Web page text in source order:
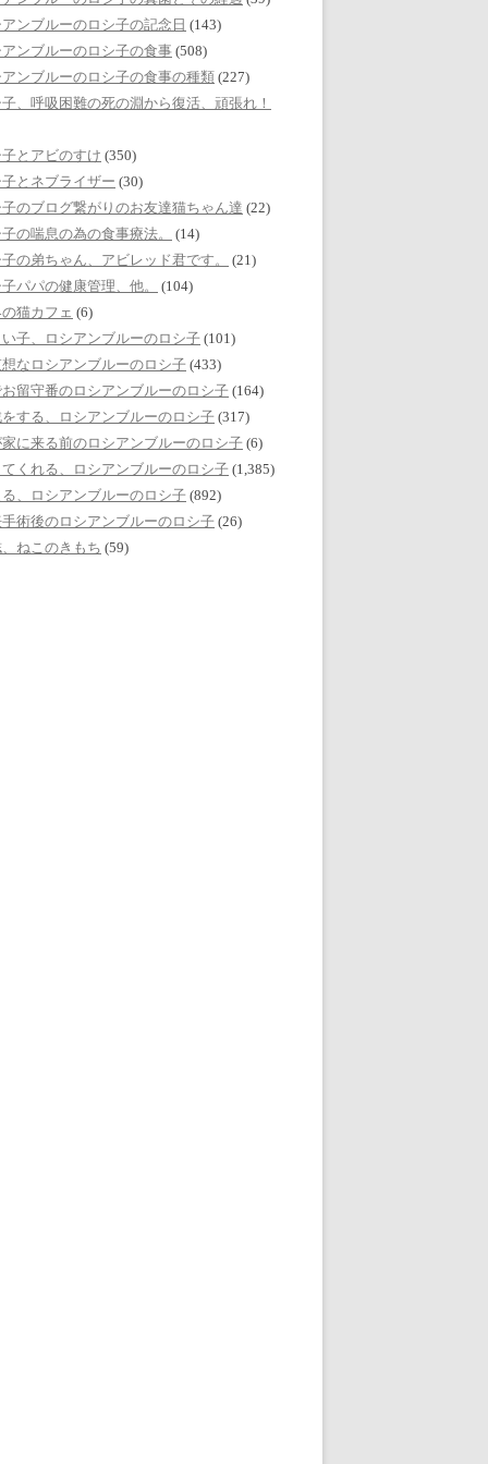
ンブルーのロシ子の記念日 (143)
ンブルーのロシ子の食事 (508)
ンブルーのロシ子の食事の種類 (227)
、呼吸困難の死の淵から復活、頑張れ！
とアビのすけ (350)
とネブライザー (30)
のブログ繋がりのお友達猫ちゃん達 (22)
の喘息の為の食事療法。
(14)
の弟ちゃん、アビレッド君です。
(21)
パパの健康管理、他。
(104)
猫カフェ (6)
子、ロシアンブルーのロシ子 (101)
なロシアンブルーのロシ子 (433)
留守番のロシアンブルーのロシ子 (164)
する、ロシアンブルーのロシ子 (317)
に来る前のロシアンブルーのロシ子 (6)
くれる、ロシアンブルーのロシ子 (1,385)
、ロシアンブルーのロシ子 (892)
術後のロシアンブルーのロシ子 (26)
ねこのきもち (59)